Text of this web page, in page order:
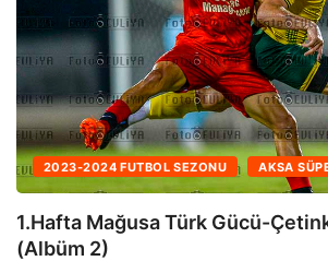
2023-2024 FUTBOL SEZONU AKSA
1.Hafta Mağusa Türk Gücü-
(Albüm 1)